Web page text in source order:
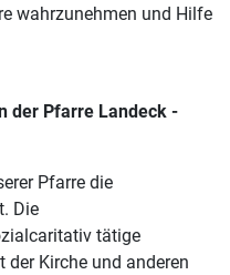
wahrzunehmen und Hilfe
der Pfarre Landeck -
Pfarre die
Die
tätige
der Kirche und anderen